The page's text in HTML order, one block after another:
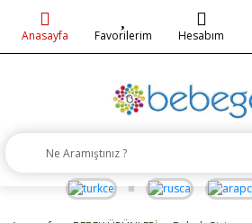
Anasayfa Favorilerim Hesabım